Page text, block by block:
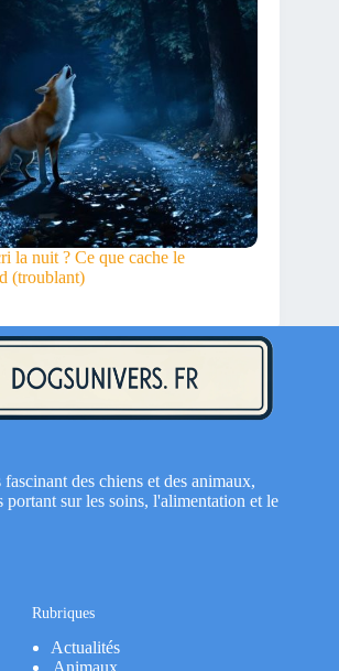
la nuit ? Ce que cache le
(troublant)
des chiens et des animaux,
portant sur les soins, l'alimentation et le
Rubriques
Actualités